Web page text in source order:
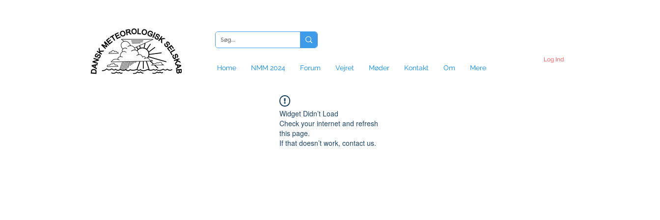
Home NMM 2024 Forum Vejret Møder Kontakt Om Mere
Log Ind
Widget Didn’t Load
Check your internet and refresh
this page.
If that doesn’t work, contact us.